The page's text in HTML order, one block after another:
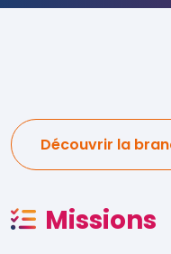
Découvrir la
Missions